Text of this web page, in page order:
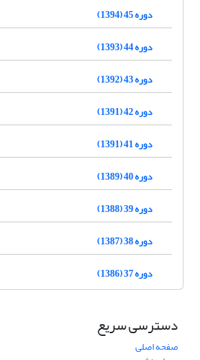
دوره 45 (1394)
دوره 44 (1393)
دوره 43 (1392)
دوره 42 (1391)
دوره 41 (1391)
دوره 40 (1389)
دوره 39 (1388)
دوره 38 (1387)
دوره 37 (1386)
دسترسی سریع
صفحه اصلی